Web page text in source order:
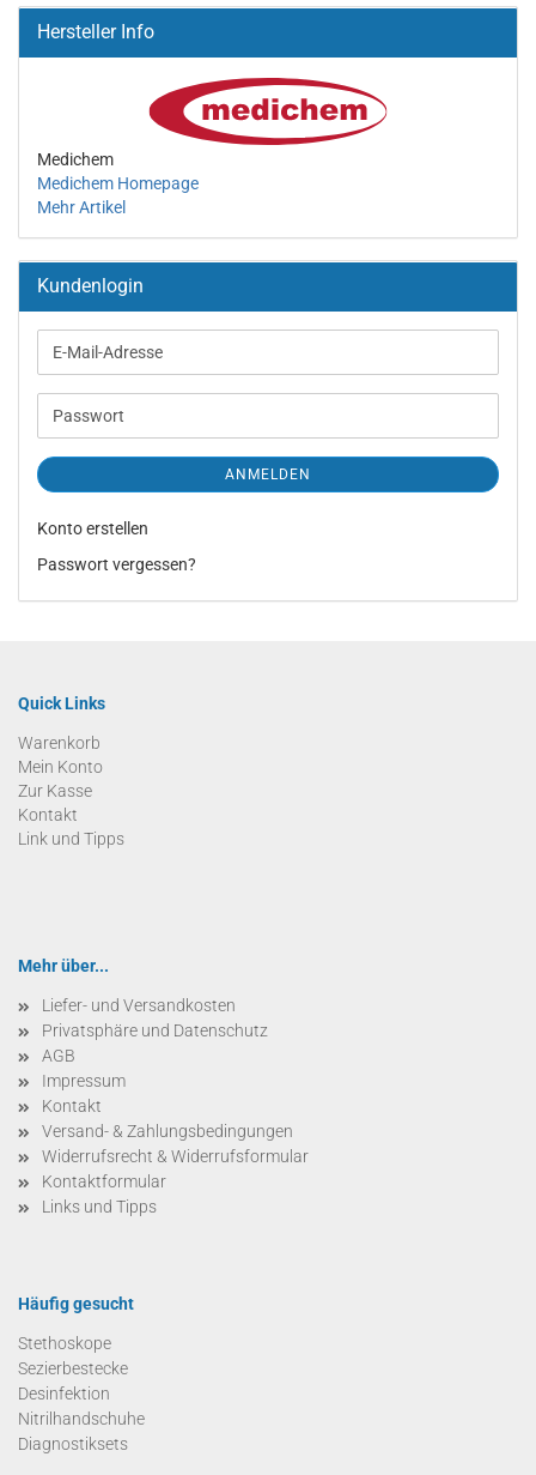
Hersteller Info
Medichem
Medichem Homepage
Mehr Artikel
Kundenlogin
E-
Mail-
Adresse
Passwort
ANMELDEN
Konto erstellen
Passwort vergessen?
Quick Links
Warenkorb
Mein Konto
Zur Kasse
Kontakt
Link und Tipps
Mehr über...
Liefer- und Versandkosten
Privatsphäre und Datenschutz
AGB
Impressum
Kontakt
Versand- & Zahlungsbedingungen
Widerrufsrecht & Widerrufsformular
Kontaktformular
Links und Tipps
Häufig gesucht
Stethoskope
Sezierbestecke
Desinfektion
Nitrilhandschuhe
Diagnostiksets